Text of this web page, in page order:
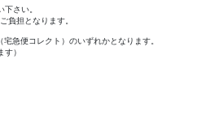
さい。
負担となります。
急便コレクト）のいずれかとなります。
）